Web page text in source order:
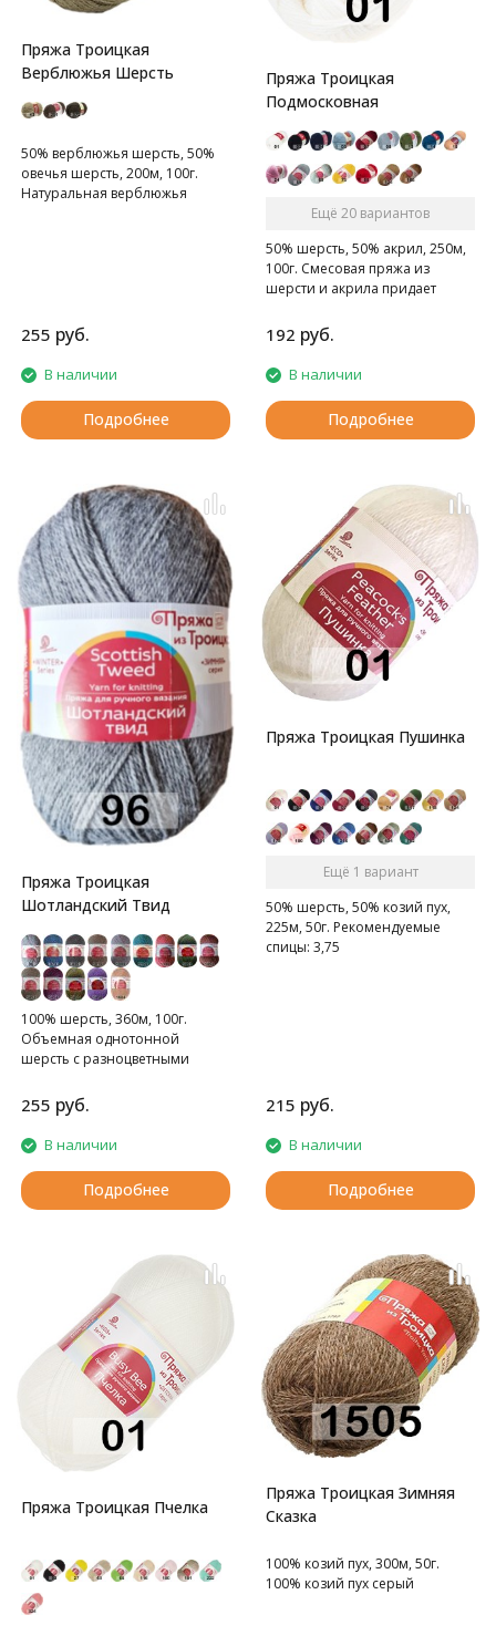
Пряжа Троицкая
Верблюжья Шерсть
50% верблюжья шерсть, 50%
овечья шерсть, 200м, 100г.
Натуральная верблюжья
255 руб.
В наличии
Подробнее
Пряжа Троицкая
Подмосковная
Ещё 20 вариантов
50% шерсть, 50% акрил, 250м,
100г. Смесовая пряжа из
шерсти и акрила придает
мягкую текстуру, изумительную
износостойкость и
способность сохранять тепло.
192 руб.
В наличии
Подробнее
Пряжа Троицкая
Шотландский Твид
100% шерсть, 360м, 100г.
Объемная однотонной
шерсть с разноцветными
255 руб.
В наличии
Подробнее
Пряжа Троицкая Пушинка
Ещё 1 вариант
50% шерсть, 50% козий пух,
225м, 50г. Рекомендуемые
спицы: 3,75
215 руб.
В наличии
Подробнее
Пряжа Троицкая Пчелка
Пряжа Троицкая Зимняя
Сказка
100% козий пух, 300м, 50г.
100% козий пух серый